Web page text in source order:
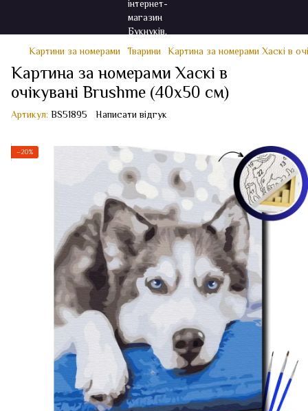
Картини за номерами Тварини Картина за номерами Хаскі в
Картина за номерами Хаскі в
очікувані Brushme (40x50 см)
Артикул: BS51895 Написати відгук
−20%